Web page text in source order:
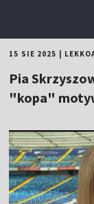
15 SIE 2025
Pia
"kopa"